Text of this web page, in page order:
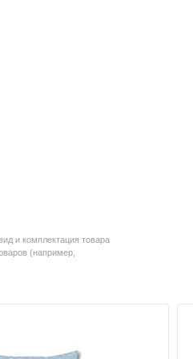
и комплектация товара
(например,